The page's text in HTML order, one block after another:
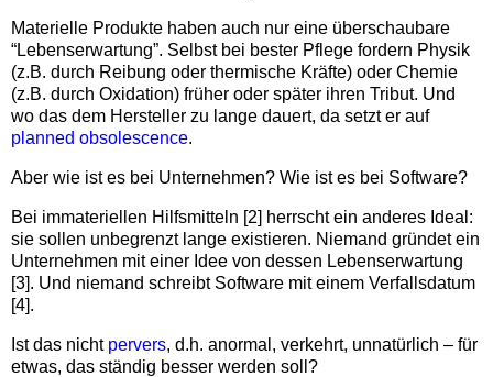
Materielle Produkte haben auch nur eine überschaubare
“Lebenserwartung”. Selbst bei bester Pflege fordern Physik
(z.B. durch Reibung oder thermische Kräfte) oder Chemie
(z.B. durch Oxidation) früher oder später ihren Tribut. Und
wo das dem Hersteller zu lange dauert, da setzt er auf
planned obsolescence.
Aber wie ist es bei Unternehmen? Wie ist es bei Software?
Bei immateriellen Hilfsmitteln [2] herrscht ein anderes Ideal:
sie sollen unbegrenzt lange existieren. Niemand gründet ein
Unternehmen mit einer Idee von dessen Lebenserwartung
[3]. Und niemand schreibt Software mit einem Verfallsdatum
[4].
Ist das nicht pervers, d.h. anormal, verkehrt, unnatürlich – für
etwas, das ständig besser werden soll?